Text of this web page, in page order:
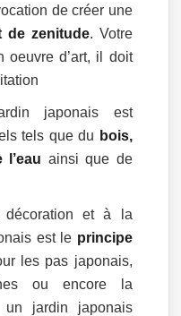
de créer une
de zenitude. Votre
oeuvre d’art, il doit
japonais est
tels que du bois,
ainsi que de
et à la
est le principe
les pas japonais,
ou encore la
un jardin japonais